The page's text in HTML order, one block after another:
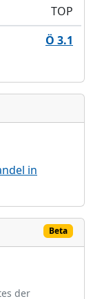
TOP
Ö 3.1
in
Beta
der